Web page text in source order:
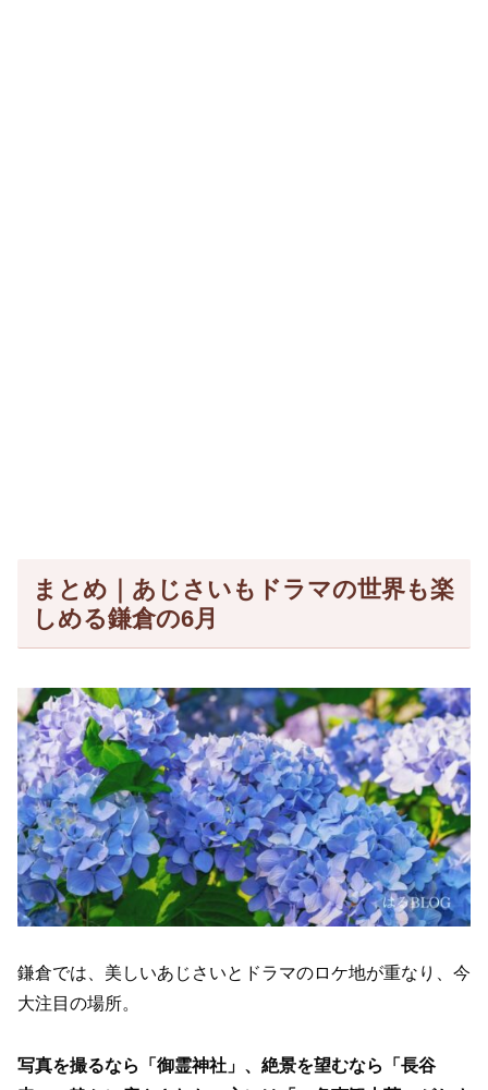
まとめ｜あじさいもドラマの世界も楽
しめる鎌倉の6月
鎌倉では、美しいあじさいとドラマのロケ地が重なり、今
大注目の場所。
写真を撮るなら「御霊神社」、絶景を望むなら「長谷